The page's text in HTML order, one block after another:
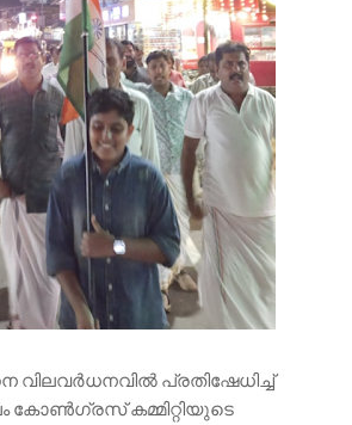
വിലവർധനവിൽ പ്രതിഷേധിച്ച്
കോൺഗ്രസ് കമ്മിറ്റിയുടെ